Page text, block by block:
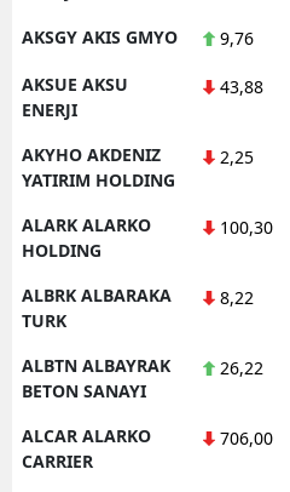
AKSGY AKIS GMYO
9,76
AKSUE AKSU
ENERJI
43,88
AKYHO AKDENIZ
YATIRIM HOLDING
2,25
ALARK ALARKO
HOLDING
100,30
ALBRK ALBARAKA
TURK
8,22
ALBTN ALBAYRAK
BETON SANAYI
26,22
ALCAR ALARKO
CARRIER
706,00